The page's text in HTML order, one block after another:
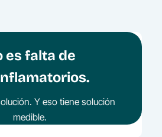
es falta de
Y eso tiene solución
medible.